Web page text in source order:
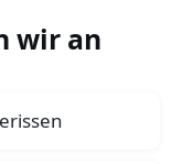
wir an